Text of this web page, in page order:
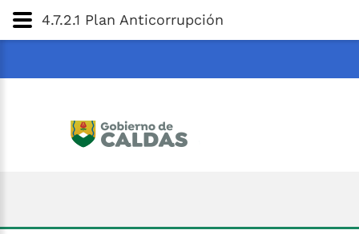
Gobernación de
4.7.2.1 Plan Anticorrupción